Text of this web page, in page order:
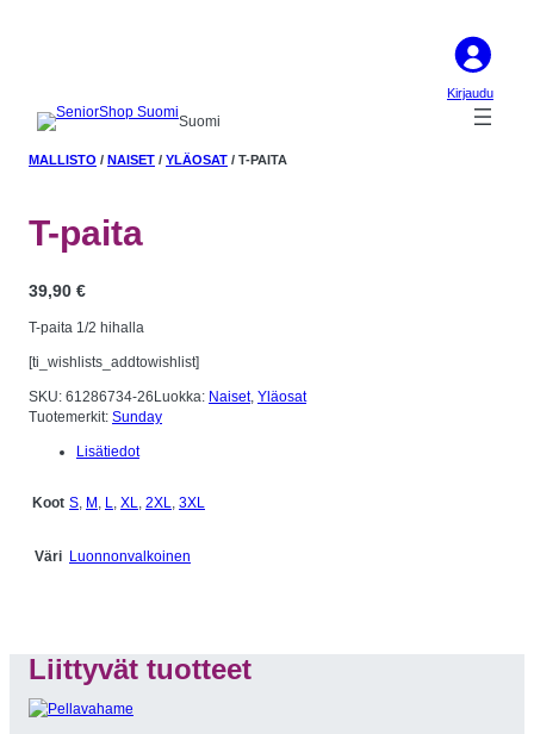
Suomi
Kirjaudu
MALLISTO / NAISET / YLÄOSAT / T-PAITA
T-paita
39,90 €
T-paita 1/2 hihalla
[ti_wishlists_addtowishlist]
SKU: 61286734-26Luokka: Naiset, Yläosat
Tuotemerkit: Sunday
Lisätiedot
Koot S M XL 2XL 3XL
Väri Luonnonvalkoinen
Liittyvät tuotteet